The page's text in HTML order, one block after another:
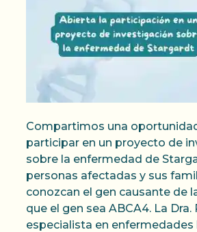
Compartimos una
participar en un proyecto de
sobre la enfermedad de
personas afectadas y sus
conozcan el gen causante de
que el gen sea ABCA4. La Dra.
especialista en